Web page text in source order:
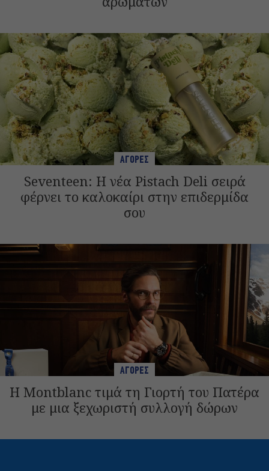
ΑΓΟΡΕΣ
Seventeen: Η νέα Pistach Deli σειρά
φέρνει το καλοκαίρι στην επιδερμίδα
σου
ΑΓΟΡΕΣ
Η Montblanc τιμά τη Γιορτή του Πατέρα
με μια ξεχωριστή συλλογή δώρων